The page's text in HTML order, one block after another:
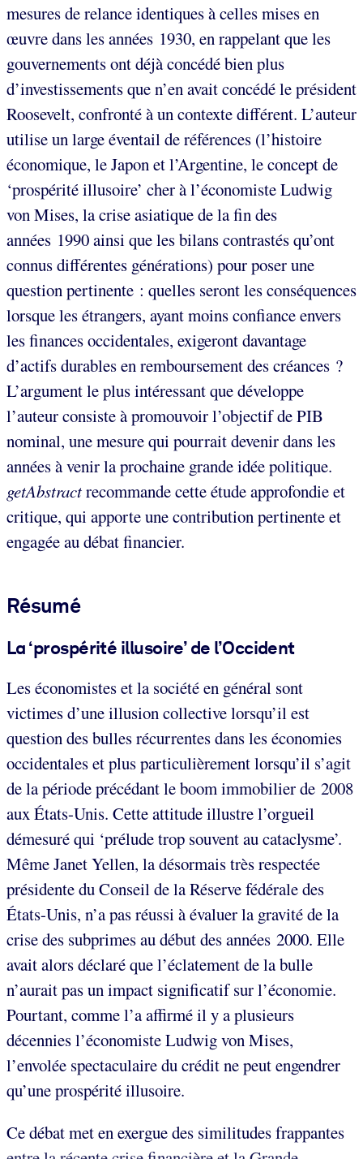
mesures de relance identiques à celles mises en
œuvre dans les années 1930, en rappelant que les
gouvernements ont déjà concédé bien plus
d’investissements que n’en avait concédé le président
Roosevelt, confronté à un contexte différent. L’auteur
utilise un large éventail de références (l’histoire
économique, le Japon et l’Argentine, le concept de
‘prospérité illusoire’ cher à l’économiste Ludwig
von Mises, la crise asiatique de la fin des
années 1990 ainsi que les bilans contrastés qu’ont
connus différentes générations) pour poser une
question pertinente : quelles seront les conséquences
lorsque les étrangers, ayant moins confiance envers
les finances occidentales, exigeront davantage
d’actifs durables en remboursement des créances ?
L’argument le plus intéressant que développe
l’auteur consiste à promouvoir l’objectif de PIB
nominal, une mesure qui pourrait devenir dans les
années à venir la prochaine grande idée politique.
getAbstractrecommande cette étude approfondie et
critique, qui apporte une contribution pertinente et
engagée au débat financier.
Résumé
La ‘prospérité illusoire’ de l’Occident
Les économistes et la société en général sont
victimes d’une illusion collective lorsqu’il est
question des bulles récurrentes dans les économies
occidentales et plus particulièrement lorsqu’il s’agit
de la période précédant le boom immobilier de 2008
aux États-Unis. Cette attitude illustre l’orgueil
démesuré qui ‘prélude trop souvent au cataclysme’.
Même Janet Yellen, la désormais très respectée
présidente du Conseil de la Réserve fédérale des
États-Unis, n’a pas réussi à évaluer la gravité de la
crise des subprimes au début des années 2000. Elle
avait alors déclaré que l’éclatement de la bulle
n’aurait pas un impact significatif sur l’économie.
Pourtant, comme l’a affirmé il y a plusieurs
décennies l’économiste Ludwig von Mises,
l’envolée spectaculaire du crédit ne peut engendrer
qu’une prospérité illusoire.
Ce débat met en exergue des similitudes frappantes